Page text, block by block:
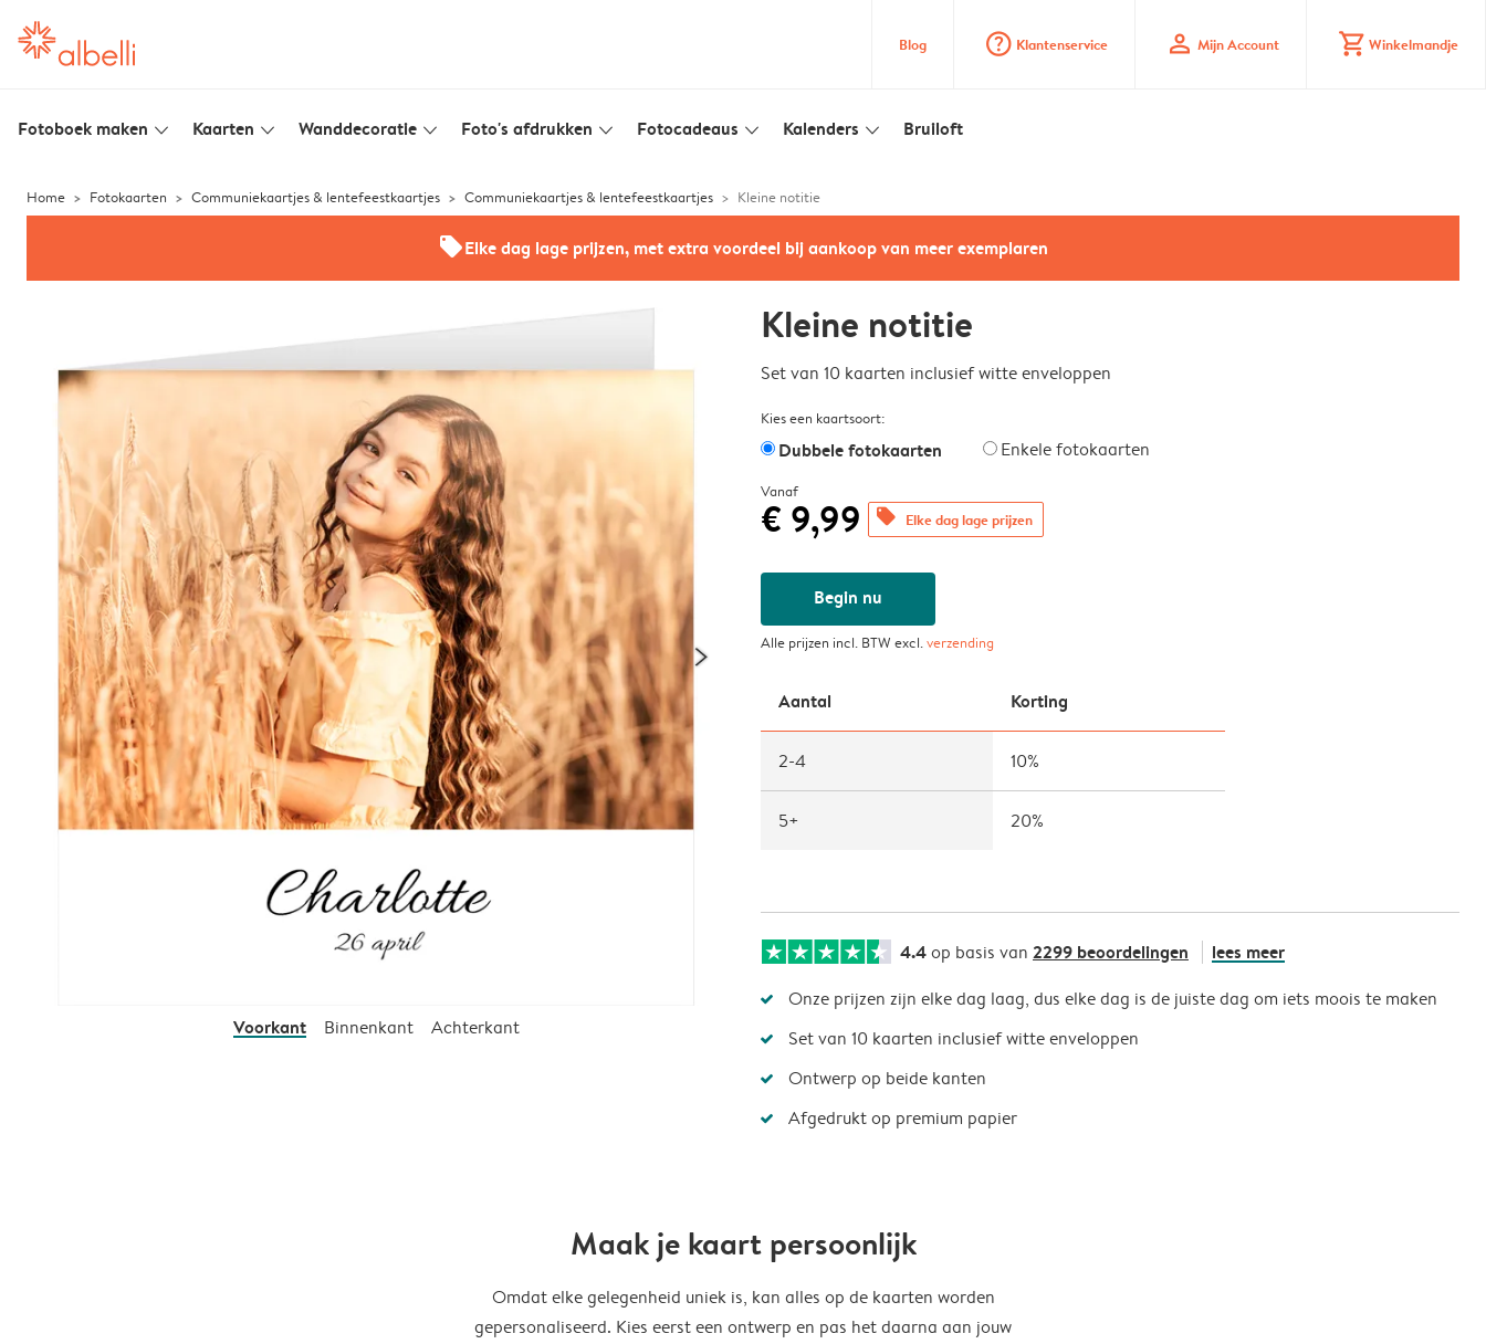
Blog question_mark_circle Klantenservice profile Mijn Account shopping_cart Winkelmandje
Fotoboek maken slim_arrow_down Kaarten slim_arrow_down Wanddecoratie slim_arrow_down Foto's afdrukken slim_arrow_down Fotocadeaus slim_arrow_down Kalenders slim_arrow_down Bruiloft
Home Fotokaarten Communiekaartjes & lentefeestkaartjes Communiekaartjes & lentefeestkaartjes Kleine notitie
offersElke dag lage prijzen, met extra voordeel bij aankoop van meer exemplaren
Voorkant Binnenkant Achterkant
Kleine notitie
Set van 10 kaarten inclusief witte enveloppen
Kies een kaartsoort:
Dubbele fotokaarten Enkele fotokaarten
Vanaf
€ 9,99 offers Elke dag lage prijzen
Begin nu
Alle prijzen incl. BTW excl.verzending
Aantal Korting
2-4 10%
5+ 20%
4.4op basis van 2299 beoordelingen lees meer
Onze prijzen zijn elke dag laag, dus elke dag is de juiste dag om iets moois te maken
Set van 10 kaarten inclusief witte enveloppen
Ontwerp op beide kanten
Afgedrukt op premium papier
Maak je kaart persoonlijk
Omdat elke gelegenheid uniek is, kan alles op de kaarten worden
gepersonaliseerd. Kies eerst een ontwerp en pas het daarna aan jouw